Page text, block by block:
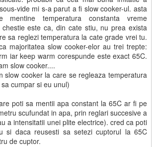
vide mi s-a parut a fi slow cooker-ul. asta
temperatura constanta vreme
este ca, din cate stiu, nu prea exista
sa reglezi temperatura la cate grade vrei tu.
majoritatea slow cooker-elor au trei trepte:
iar keep warm corespunde este exact 65C.
slow cooker....
slow cooker la care se regleaza temperatura
cumpar si eu unul)
poti sa mentii apa constant la 65C ar fi pe
scufundat in apa, prin reglari succesive a
a intensitatii unei plite electrice). cred ca poti
si daca reusesti sa setezi cuptorul la 65C
de cuptor.